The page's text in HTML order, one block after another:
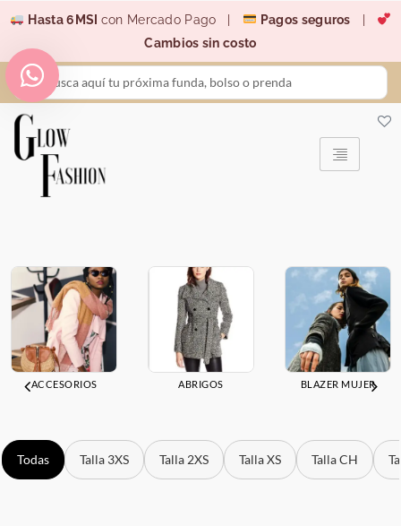
contenido
Hasta 6MSI con Mercado Pago | Pagos seguros
Cambios sin costo
Search
...
ACCESORIOS ABRIGOS BLAZER MUJER
Todas Talla 3XS Talla 2XS Talla XS Talla CH